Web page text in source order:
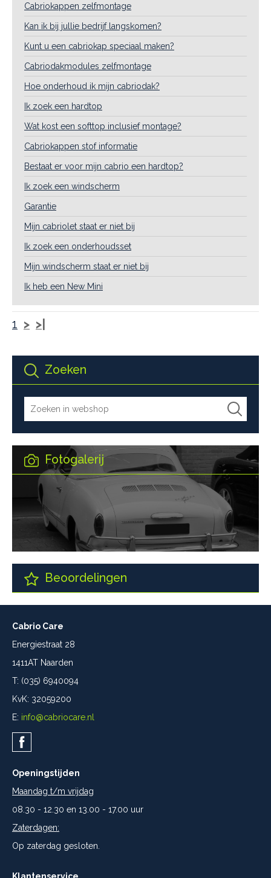
Zoeken
Fotogalerij
Beoordelingen
Cabriokappen zelfmontage
Kan ik bij jullie bedrijf langskomen?
Kunt u een cabriokap speciaal maken?
Cabriodakmodules zelfmontage
Hoe onderhoud ik mijn cabriodak?
Ik zoek een hardtop
Wat kost een softtop inclusief montage?
Cabriokappen stof informatie
Bestaat er voor mijn cabrio een hardtop?
Ik zoek een windscherm
Garantie
Mijn cabriolet staat er niet bij
Ik zoek een onderhoudsset
Mijn windscherm staat er niet bij
Ik heb een New Mini
1 > >|
Cabrio Care
Energiestraat 28
1411AT Naarden
T: (035) 6940094
KvK: 32059200
E: info@cabriocare.nl
Openingstijden
Maandag t/m vrijdag
08.30 - 12.30 en 13.00 - 17.00 uur
Zaterdagen:
Op zaterdag gesloten.